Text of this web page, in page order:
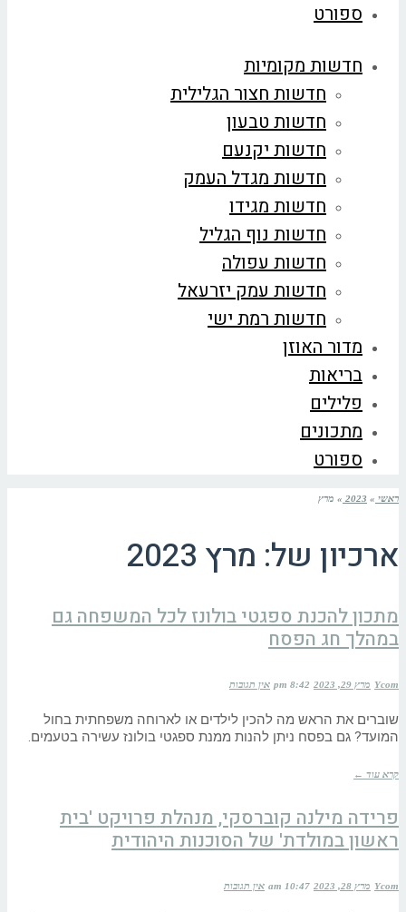
ספורט
חדשות מקומיות
חדשות חצור הגלילית
חדשות טבעון
חדשות יקנעם
חדשות מגדל העמק
חדשות מגידו
חדשות נוף הגליל
חדשות עפולה
חדשות עמק יזרעאל
חדשות רמת ישי
מדור האוזן
בריאות
פלילים
מתכונים
ספורט
ראשי »
2023
» מרץ
ארכיון של: מרץ 2023
מתכון להכנת ספגטי בולונז לכל המשפחה גם
במהלך חג הפסח
Ycom מרץ 29, 2023 8:42 pm אין תגובות
שוברים את הראש מה להכין לילדים או לארוחה משפחתית בחול
המועד? גם בפסח ניתן להנות ממנת ספגטי בולונז עשירה בטעמים.
קרא עוד ←
פרידה מילנה קוברסקי, מנהלת פרויקט 'בית
ראשון במולדת' של הסוכנות היהודית
Ycom מרץ 28, 2023 10:47 am אין תגובות